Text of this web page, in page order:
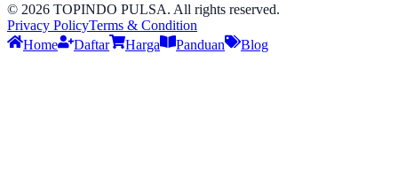
© 2026 TOPINDO PULSA. All rights reserved.
Privacy PolicyTerms & Condition
Home
Daftar Harga Panduan Blog